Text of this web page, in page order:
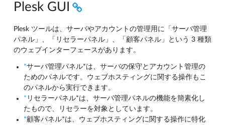
Plesk GUI
Plesk ツールは、サーバやアカウントの管理用に「サーバ管理
パネル」、「リセラーパネル」、「顧客パネル」という 3 種類
のウェブインターフェースがあります。
*サーバ管理パネル*は、サーバの保守とアカウント管理の
ためのパネルです。ウェブホスティングに関する操作もこ
のパネルから実行できます。
* リセラーパネル*は、サーバ管理パネルの機能を簡素化し
たもので、リセラーを対象としています。
*顧客パネル*は、ウェブホスティングに関する操作に特化